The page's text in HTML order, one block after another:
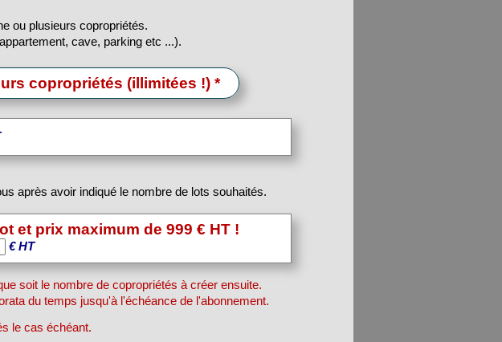
ou plusieurs copropriétés.
cave, parking etc ...).
copropriétés (illimitées !) *
après avoir indiqué le nombre de lots souhaités.
et prix maximum de 999 € HT !
€ HT
soit le nombre de copropriétés à créer ensuite.
du temps jusqu'à l'échéance de l'abonnement.
le cas échéant.